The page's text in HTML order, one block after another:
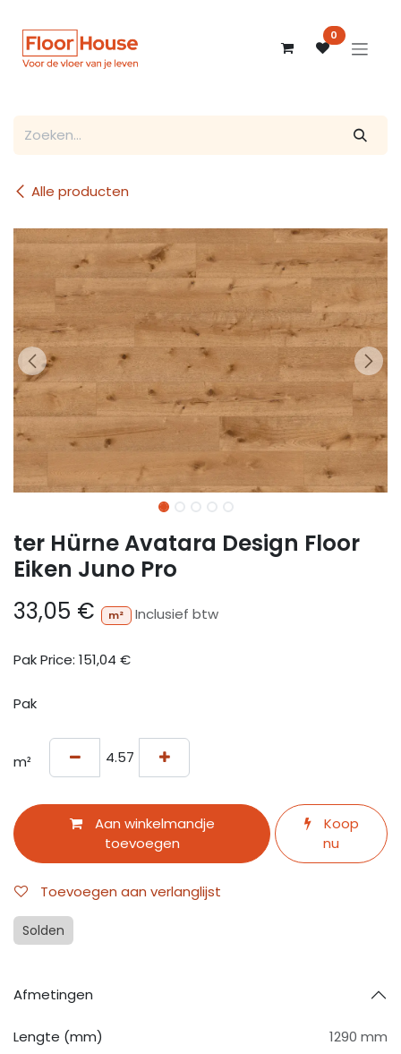
0
Alle producten
ter Hürne Avatara Design Floor
Eiken Juno Pro
33,05 € m² Inclusief btw
Pak Price: 151,04 €
Pak
m²
Aan winkelmandje
toevoegen
Koop
nu
Toevoegen aan verlanglijst
Solden
Afmetingen
Lengte (mm) 1290 mm